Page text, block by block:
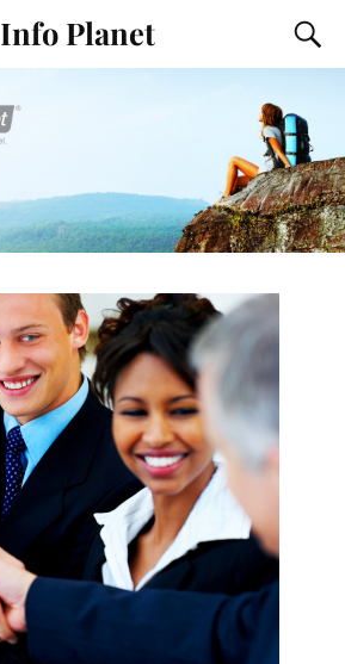
Info Planet